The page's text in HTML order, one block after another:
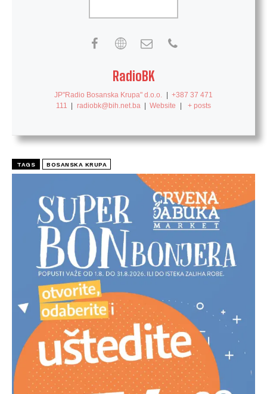
RadioBK
JP"Radio Bosanska Krupa" d.o.o.
+387 37 471
111
radiobk@bih.net.ba Website + posts
TAGS BOSANSKA KRUPA